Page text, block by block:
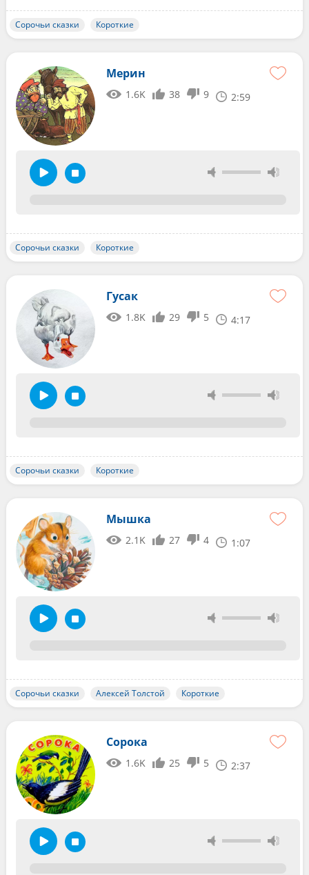
Сорочьи сказки Короткие
Мерин
1.6K 38 9 2:59
Сорочьи сказки Короткие
Гусак
1.8K 29 5 4:17
Сорочьи сказки Короткие
Мышка
2.1K 27 4 1:07
Сорочьи сказки Алексей Толстой Короткие
Сорока
1.6K 25 5 2:37